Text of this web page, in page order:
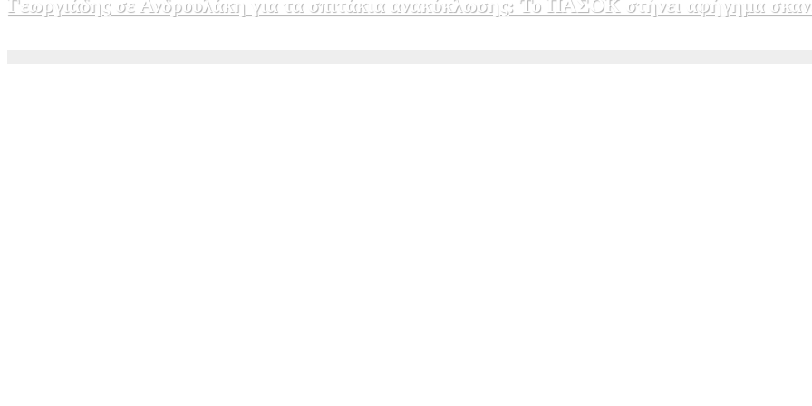
Γεωργιάδης σε Ανδρουλάκη για τα σπιτάκια ανακύκλωσης: Το ΠΑΣΟΚ στήνει αφήγημα